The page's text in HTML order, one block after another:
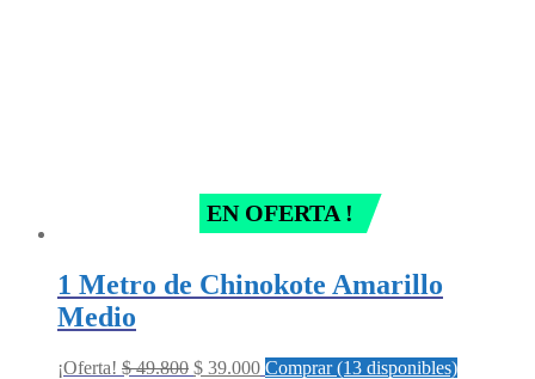
EN OFERTA !
1 Metro de Chinokote Amarillo
Medio
¡Oferta! $49.800 Original
$ 39.000Current
Comprar (13 disponibles)